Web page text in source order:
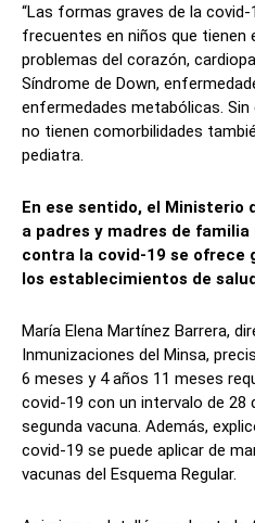
“Las formas graves de la
frecuentes en niños que tienen
problemas del corazón,
Síndrome de Down,
enfermedades metabólicas.
no tienen comorbilidades
pediatra.
En ese sentido, el Ministerio
a padres y madres de
contra la covid-19 se ofrece
los establecimientos de
María Elena Martínez Barrera,
Inmunizaciones del Minsa,
6 meses y 4 años 11 meses
covid-19 con un intervalo de 28
segunda vacuna. Además,
covid-19 se puede aplicar de
vacunas del Esquema Regular.